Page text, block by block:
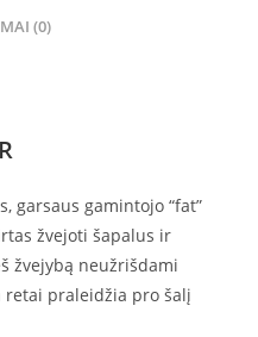
(0)
garsaus gamintojo “fat”
žvejoti šapalus ir
žvejybą neužrišdami
retai praleidžia pro šalį